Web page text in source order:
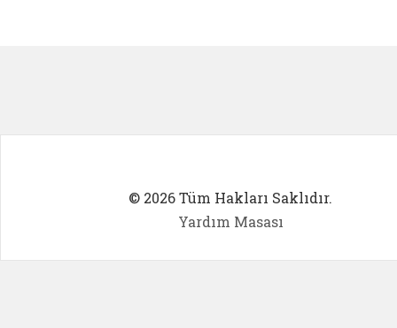
© 2026 Tüm Hakları Saklıdır.
Yardım Masası